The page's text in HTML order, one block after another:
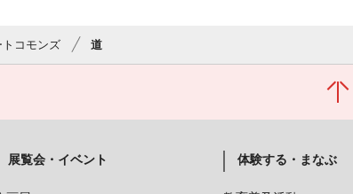
コモンズ 道
展覧会・イベント 体験する・まなぶ